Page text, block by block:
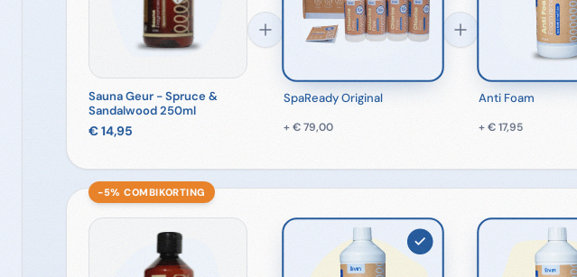
Sauna Geur - Spruce &
Sandalwood 250ml
€ 14,95
SpaReady Original
+€ 79,00
Anti Foam
+€ 17,95
−5% COMBI­KORTING